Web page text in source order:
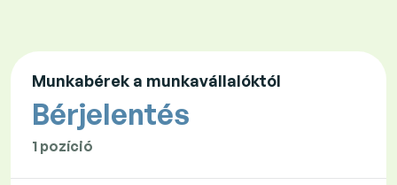
Munkabérek a munkavállalóktól
Bérjelentés
1 pozíció